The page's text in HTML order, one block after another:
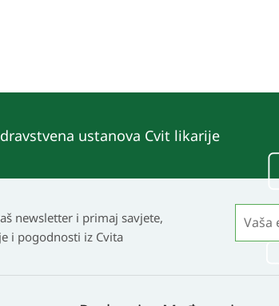
ustanova Cvit likarije
newsletter i primaj savjete,
i pogodnosti iz Cvita